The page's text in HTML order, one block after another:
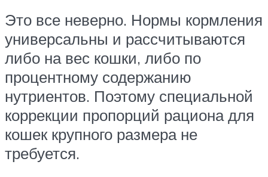
Это все неверно. Нормы кормления
универсальны и рассчитываются
либо на вес кошки, либо по
процентному содержанию
нутриентов. Поэтому специальной
коррекции пропорций рациона для
кошек крупного размера не
требуется.